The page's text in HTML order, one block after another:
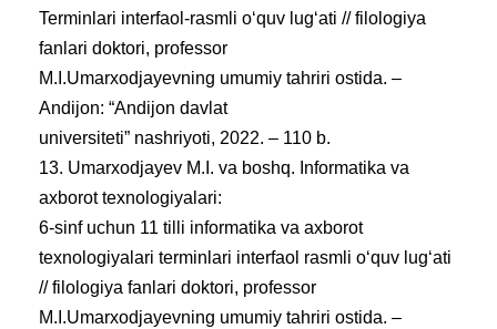
Terminlari interfaol-rasmli oʻquv lugʻati // filologiya
fanlari doktori, professor
M.I.Umarxodjayevning umumiy tahriri ostida. –
Andijon: “Andijon davlat
universiteti” nashriyoti, 2022. – 110 b.
13. Umarxodjayev M.I. va boshq. Informatika va
axborot texnologiyalari:
6-sinf uchun 11 tilli informatika va axborot
texnologiyalari terminlari interfaol rasmli oʻquv lugʻati
// filologiya fanlari doktori, professor
M.I.Umarxodjayevning umumiy tahriri ostida. –